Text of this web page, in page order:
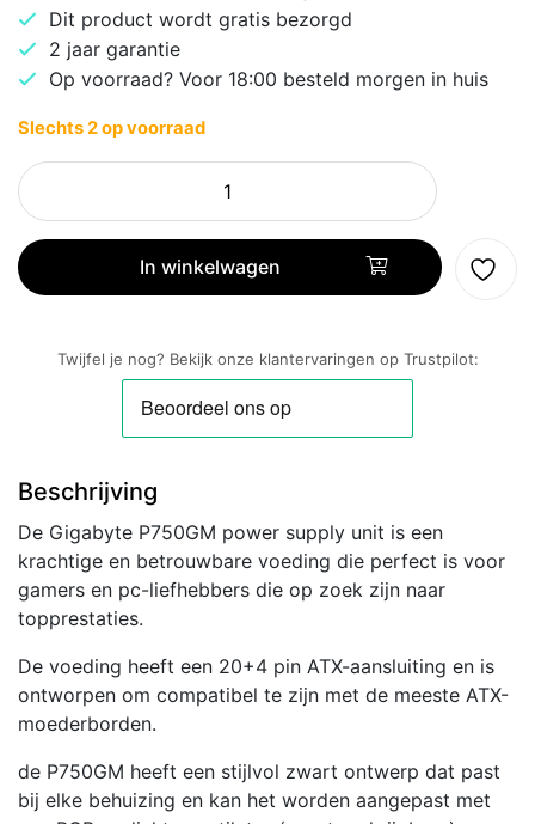
Dit product wordt gratis bezorgd
2 jaar garantie
Op voorraad? Voor 18:00 besteld morgen in huis
Slechts 2 op voorraad
Gigabyte
P750GM
750W
ATX
In winkelwagen
Twijfel je nog? Bekijk onze klantervaringen op Trustpilot:
Beschrijving
De Gigabyte P750GM power supply unit is een
krachtige en betrouwbare voeding die perfect is voor
gamers en pc-liefhebbers die op zoek zijn naar
topprestaties.
De voeding heeft een 20+4 pin ATX-aansluiting en is
ontworpen om compatibel te zijn met de meeste ATX-
moederborden.
de P750GM heeft een stijlvol zwart ontwerp dat past
bij elke behuizing en kan het worden aangepast met